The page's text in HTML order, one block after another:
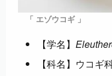
「 エゾウコギ 」
【学名】
【科名】ウコギ